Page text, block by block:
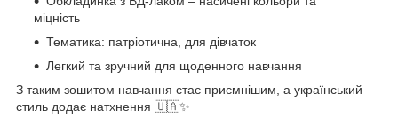
міцність
Тематика: патріотична, для дівчаток
Легкий та зручний для щоденного навчання
З таким зошитом навчання стає приємнішим, а український
стиль додає натхнення 🇺🇦✨